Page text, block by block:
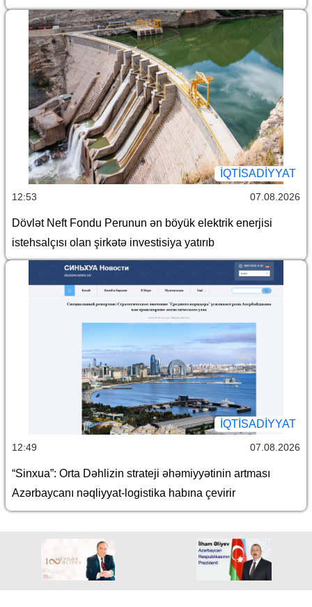
İQTİSADİYYAT
12:53 07.08.2026
Dövlət Neft Fondu Perunun ən böyük elektrik enerjisi
istehsalçısı olan şirkətə investisiya yatırıb
İQTİSADİYYAT
12:49 07.08.2026
“Sinxua”: Orta Dəhlizin strateji əhəmiyyətinin artması
Azərbaycanı nəqliyyat-logistika habına çevirir